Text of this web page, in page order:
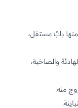
بابٌ مستقل،
والصاخبة،
منه.